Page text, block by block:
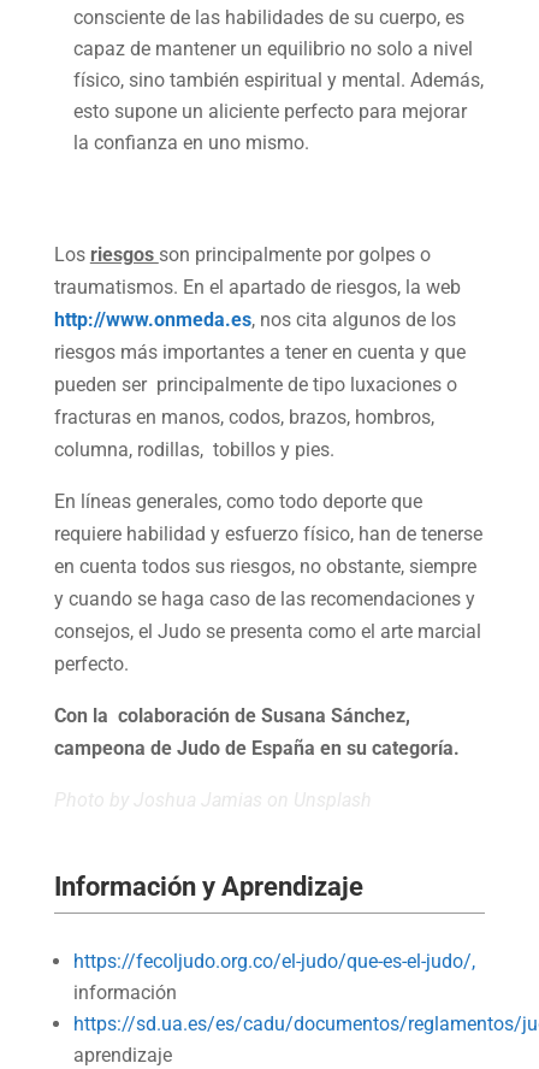
consciente de las habilidades de su cuerpo, es
capaz de mantener un equilibrio no solo a nivel
físico, sino también espiritual y mental. Además,
esto supone un aliciente perfecto para mejorar
la confianza en uno mismo.
Los riesgos son principalmente por golpes o
traumatismos. En el apartado de riesgos, la web
http://www.onmeda.es, nos cita algunos de los
riesgos más importantes a tener en cuenta y que
pueden ser principalmente de tipo luxaciones o
fracturas en manos, codos, brazos, hombros,
columna, rodillas, tobillos y pies.
En líneas generales, como todo deporte que
requiere habilidad y esfuerzo físico, han de tenerse
en cuenta todos sus riesgos, no obstante, siempre
y cuando se haga caso de las recomendaciones y
consejos, el Judo se presenta como el arte marcial
perfecto.
Con la colaboración de Susana Sánchez,
campeona de Judo de España en su categoría.
Información y Aprendizaje
https://fecoljudo.org.co/el-judo/que-es-el-judo/,
información
https://sd.ua.es/es/cadu/documentos/reglamentos/
aprendizaje